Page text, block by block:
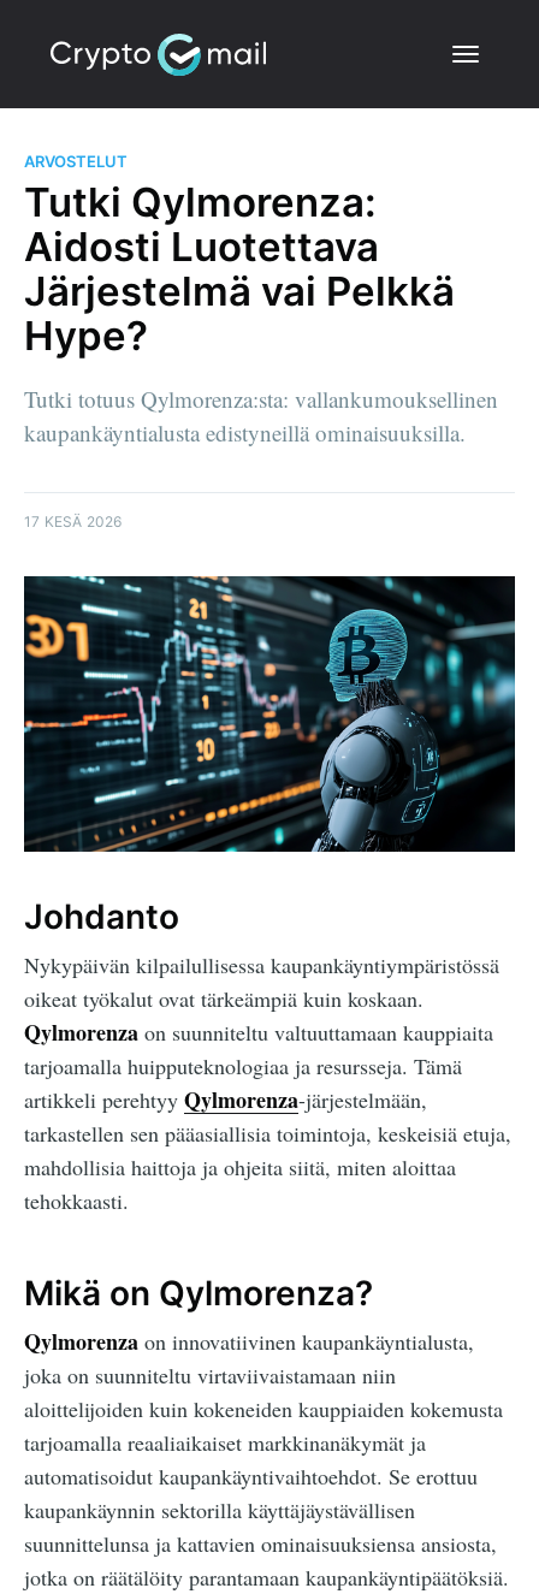
ARVOSTELUT
Tutki Qylmorenza:
Aidosti Luotettava
Järjestelmä vai Pelkkä
Hype?
Tutki totuus Qylmorenza:sta: vallankumouksellinen
kaupankäyntialusta edistyneillä ominaisuuksilla.
17 KESÄ 2026
Johdanto
Nykypäivän kilpailullisessa kaupankäyntiympäristössä
oikeat työkalut ovat tärkeämpiä kuin koskaan.
Qylmorenza on suunniteltu valtuuttamaan kauppiaita
tarjoamalla huipputeknologiaa ja resursseja. Tämä
artikkeli perehtyy Qylmorenza-järjestelmään,
tarkastellen sen pääasiallisia toimintoja, keskeisiä etuja,
mahdollisia haittoja ja ohjeita siitä, miten aloittaa
tehokkaasti.
Mikä on Qylmorenza?
Qylmorenza on innovatiivinen kaupankäyntialusta,
joka on suunniteltu virtaviivaistamaan niin
aloittelijoiden kuin kokeneiden kauppiaiden kokemusta
tarjoamalla reaaliaikaiset markkinanäkymät ja
automatisoidut kaupankäyntivaihtoehdot. Se erottuu
kaupankäynnin sektorilla käyttäjäystävällisen
suunnittelunsa ja kattavien ominaisuuksiensa ansiosta,
jotka on räätälöity parantamaan kaupankäyntipäätöksiä.